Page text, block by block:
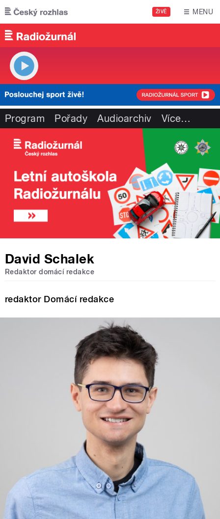
Přejít k hlavnímu obsahu
ŽIVĚ MENU
Program Pořady Audioarchiv Více…
David Schalek
Redaktor domácí redakce
redaktor Domácí redakce